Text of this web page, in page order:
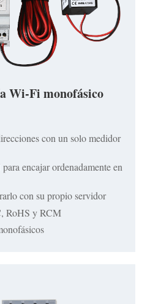
Wi-Fi monofásico
con un solo medidor
encajar ordenadamente en
con su propio servidor
RoHS y RCM